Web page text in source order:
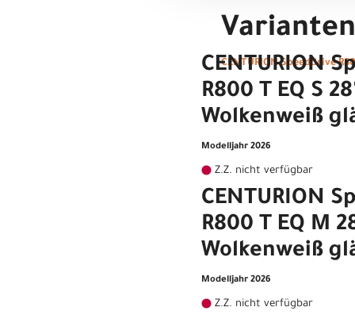
Varianten
CENTURION Speeddrive
CENTURION
R800 T EQ S
Wolkenweiß
Modelljahr 2026
Z.Z. nicht verfügbar
CENTURION
R800 T EQ M
Wolkenweiß
Modelljahr 2026
Z.Z. nicht verfügbar